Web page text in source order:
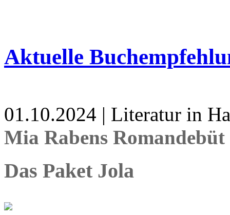
Aktuelle
01.10.2024 | Literatur in
Mia Rabens
Das Paket Jola